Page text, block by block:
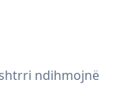
ndihmojnë